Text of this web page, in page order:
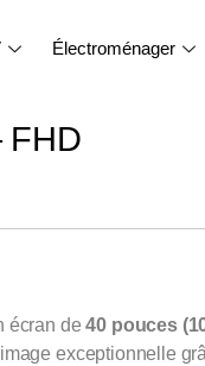
Électroménager
FHD
écran de40 pouces
exceptionnelle